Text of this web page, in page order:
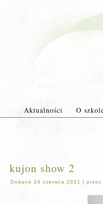
Aktualności O
kujon show 2
Dodane 24 czerwca 2021 | przez